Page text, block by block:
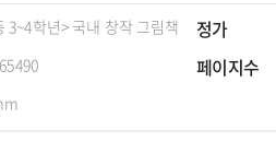
3~4학년> 국내 창작 그림책 정가
페이지수